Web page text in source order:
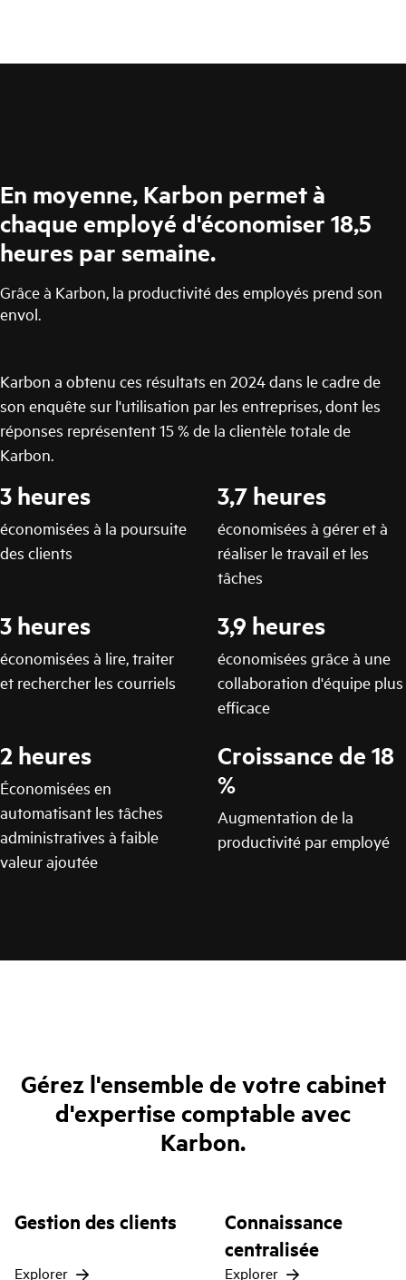
En moyenne, Karbon permet à
chaque employé d'économiser 18,5
heures par semaine.
Grâce à Karbon, la productivité des employés prend son
envol.
Karbon a obtenu ces résultats en 2024 dans le cadre de
son enquête sur l'utilisation par les entreprises, dont les
réponses représentent 15 % de la clientèle totale de
Karbon.
3 heures
économisées à la poursuite
des clients
3,7 heures
économisées à gérer et à
réaliser le travail et les
tâches
3 heures
économisées à lire, traiter
et rechercher les courriels
3,9 heures
économisées grâce à une
collaboration d'équipe plus
efficace
2 heures
Économisées en
automatisant les tâches
administratives à faible
valeur ajoutée
Croissance de 18
%
Augmentation de la
productivité par employé
Gérez l'ensemble de votre cabinet
d'expertise comptable avec
Karbon.
Gestion des clients
Explorer
Connaissance
centralisée
Explorer